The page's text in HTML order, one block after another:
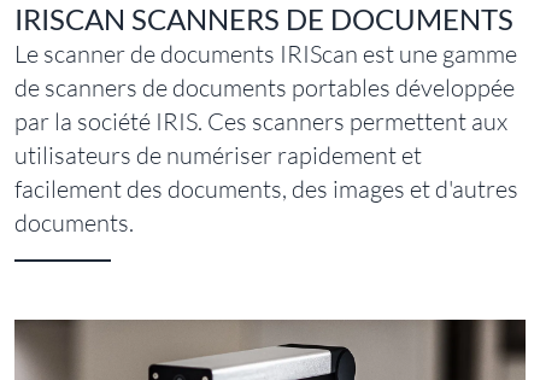
IRISCAN SCANNERS DE DOCUMENTS
Le scanner de documents IRIScan est une gamme
de scanners de documents portables développée
par la société IRIS. Ces scanners permettent aux
utilisateurs de numériser rapidement et
facilement des documents, des images et d'autres
documents.